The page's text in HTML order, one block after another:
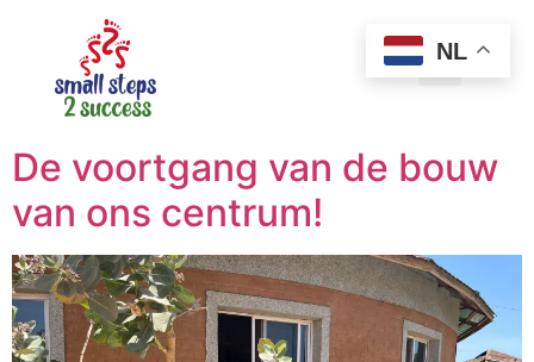
De voortgang van de bouw
van ons centrum!
NL